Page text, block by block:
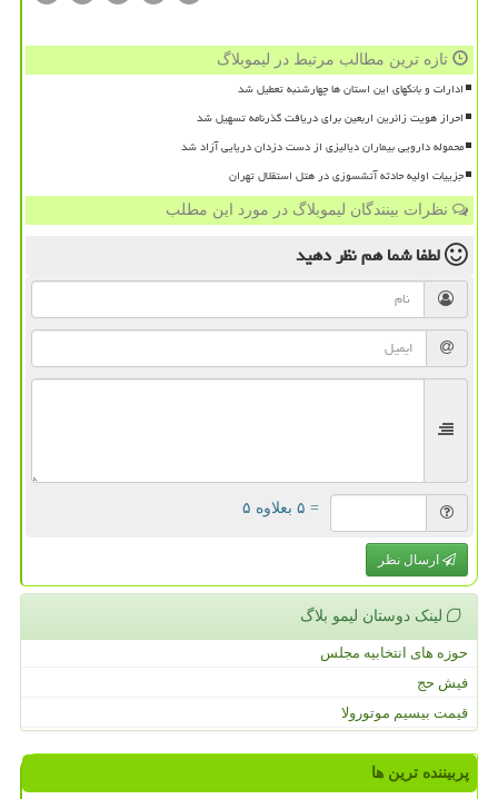
تازه ترین مطالب مرتبط در لیموبلاگ
ادارات و بانکهای این استان ها چهارشنبه تعطیل شد
احراز هویت زائرین اربعین برای دریافت گذرنامه تسهیل شد
محموله دارویی بیماران دیالیزی از دست دزدان دریایی آزاد شد
جزییات اولیه حادثه آتشسوزی در هتل استقلال تهران
نظرات بینندگان لیموبلاگ در مورد این مطلب
لطفا شما همنظر دهید
= ۵ بعلاوه ۵
ارسال نظر
لینک دوستان لیمو بلاگ
حوزه های انتخابیه مجلس
فیش حج
قیمت بیسیم موتورولا
پربیننده ترین ها